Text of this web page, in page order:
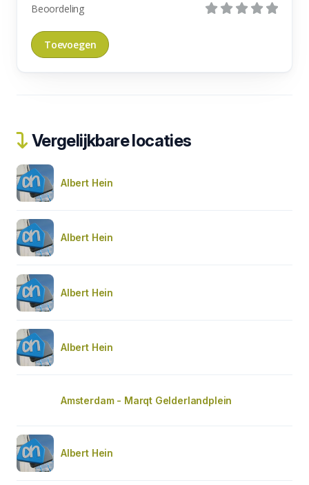
Beoordeling
Vergelijkbare locaties
Albert Hein
Albert Hein
Albert Hein
Albert Hein
Amsterdam - Marqt Gelderlandplein
Albert Hein